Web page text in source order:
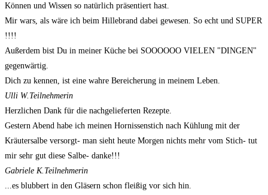
Können und Wissen so natürlich präsentiert hast.
Mir wars, als wäre ich beim Hillebrand dabei gewesen. So echt und SUPER
!!!!
Außerdem bist Du in meiner Küche bei SOOOOOO VIELEN "DINGEN"
gegenwärtig.
Dich zu kennen, ist eine wahre Bereicherung in meinem Leben.
Ulli W. Teilnehmerin
Herzlichen Dank für die nachgelieferten Rezepte.
Gestern Abend habe ich meinen Hornissenstich nach Kühlung mit der
Kräutersalbe versorgt- man sieht heute Morgen nichts mehr vom Stich- tut
mir sehr gut diese Salbe- danke!!!
Gabriele K. Teilnehmerin
...es blubbert in den Gläsern schon fleißig vor sich hin.